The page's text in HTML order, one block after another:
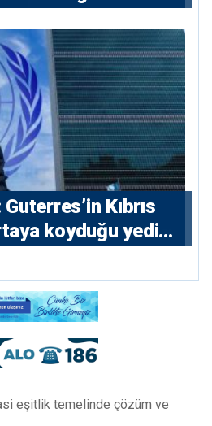
Kıbrıs
koyduğu yedi
eşitlik temelinde çözüm ve